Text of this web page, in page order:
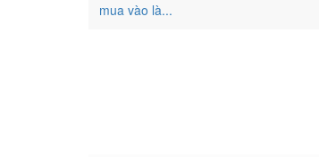
mua vào là...